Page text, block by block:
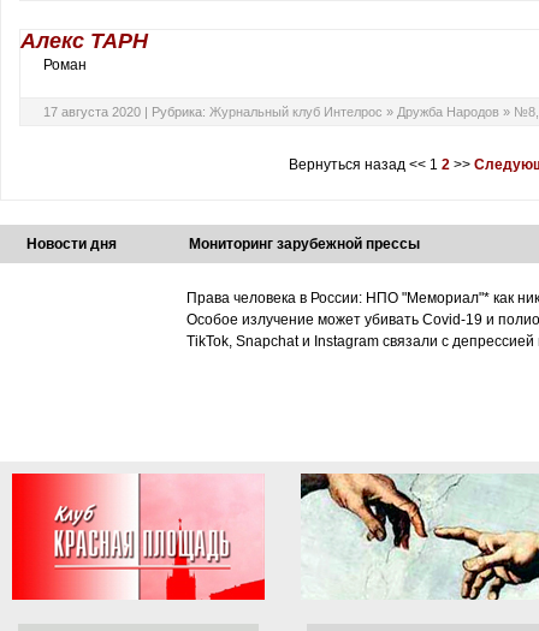
Алекс ТАРН
Роман
17 августа 2020 | Рубрика: Журнальный клуб Интелрос » Дружба Народов » №8,
Вернуться назад<< 1 2>>
Новости дня Мониторинг зарубежной прессы
Права человека в России: НПО "Мемориал"* как
Особое излучение может убивать Covid-19 и
TikTok, Snapchat и Instagram связали с